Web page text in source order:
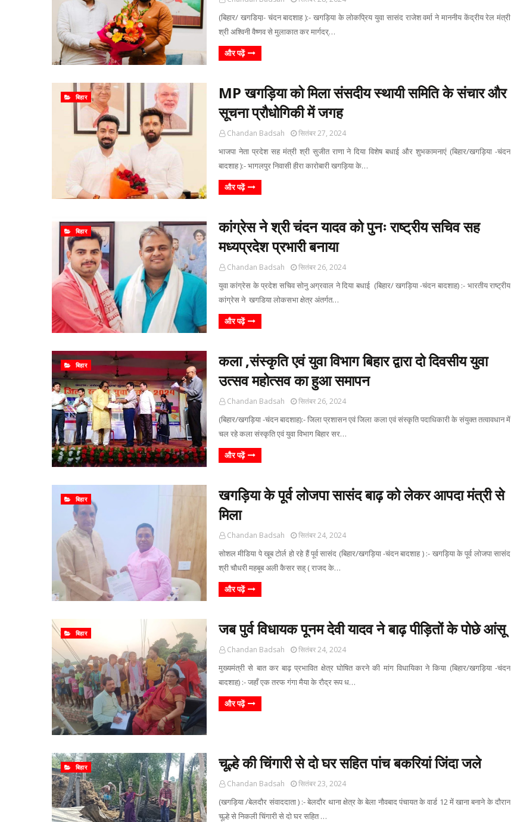
(बिहार/ खगडिया़- चंदन बादशाह ):- खगड़िया के लोकप्रिय युवा सासंद राजेश वर्मा ने माननीय केंद्रीय रेल मंत्री
श्री अश्विनी वैष्णव से मुलाकात कर मार्गदर्…
और पढ़ें
बिहार
MP खगड़िया को मिला संसदीय स्थायी समिति के संचार और
सूचना प्रौधोगिकी में जगह
Chandan Badsah सितंबर 27, 2024
भाजपा नेता प्रदेश सह मंत्री श्री सुजीत राणा ने दिया विशेष बधाई और शुभकामनाएं (बिहार/खगड़िया -चंदन
बादशाह ):- भागलपुर निवासी हीरा कारोबारी खगड़िया के…
और पढ़ें
बिहार
कांग्रेस ने श्री चंदन यादव को पुनः राष्ट्रीय सचिव सह
मध्यप्रदेश प्रभारी बनाया
Chandan Badsah सितंबर 26, 2024
युवा कांग्रेस के प्रदेश सचिव सोनु अग्रवाल ने दिया बधाई (बिहार/ खगड़िया -चंदन बादशाह) :- भारतीय राष्ट्रीय
कांग्रेस ने खगडिया लोकसभा क्षेत्र अंतर्गत…
और पढ़ें
बिहार
कला ,संस्कृति एवं युवा विभाग बिहार द्वारा दो‌ दिवसीय युवा
उत्सव महोत्सव का हुआ समापन
Chandan Badsah सितंबर 26, 2024
(बिहार/खगड़िया -चंदन बादशाह):- जिला प्रशासन एवं जिला कला एवं संस्कृति पदाधिकारी के संयुक्त तत्वावधान में
चल रहे कला संस्कृति एवं युवा विभाग बिहार सर…
और पढ़ें
बिहार
खगड़िया के पूर्व लोजपा सासंद बाढ़ को लेकर आपदा मंत्री से
मिला
Chandan Badsah सितंबर 24, 2024
सोशल मीडिया पे खूब टोर्ल हो रहे हैं पूर्व सासंद (बिहार/खगड़िया -चंदन बादशाह ) :- खगड़िया के पूर्व लोजपा सासंद
श्री चौधरी महबूब अली कैसर सह् ( राजद के…
और पढ़ें
बिहार जब पुर्व विधायक पूनम देवी यादव ने बाढ़ पीड़ितों के पोछे आंसू
Chandan Badsah सितंबर 24, 2024
मुख्यमंत्री से बात कर बाढ़ प्रभावित क्षेत्र घोषित करने की मांग विधायिका ने किया (बिहार/खगड़िया -चंदन
बादशाह) :- जहाँ एक तरफ गंगा मैया के रौद्र रूप ध…
और पढ़ें
बिहार चूल्हे की चिंगारी से दो घर सहित पांच बकरियां जिंदा जले
Chandan Badsah सितंबर 23, 2024
(खगड़िया /बेलदौर संवाददाता ) :- बेलदौर थाना क्षेत्र के बेला नौवबाद पंचायत के वार्ड 12 में खाना बनाने के दौरान
चूल्हे से निकली चिंगारी से दो घर सहित …